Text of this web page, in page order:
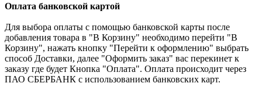
Оплата банковской картой
Для выбора оплаты с помощью банковской карты после
добавления товара в "В Корзину" необходимо перейти "В
Корзину", нажать кнопку "Перейти к оформлению" выбрать
способ Доставки, далее "Оформить заказ" вас перекинет к
заказу где будет Кнопка "Оплата". Оплата происходит через
ПАО СБЕРБАНК с использованием банковских карт.